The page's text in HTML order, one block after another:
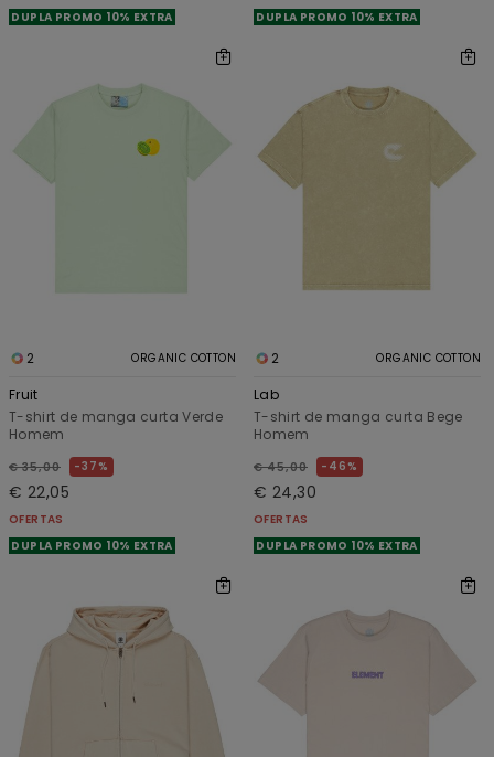
DUPLA PROMO 10% EXTRA
DUPLA PROMO 10% EXTRA
2 ORGANIC COTTON
Fruit
T-shirt de manga curta Verde
Homem
€ 35,00 37%
€ 22,05
OFERTAS
DUPLA PROMO 10% EXTRA
2 ORGANIC COTTON
Lab
T-shirt de manga curta Bege
Homem
€ 45,00 46%
€ 24,30
OFERTAS
DUPLA PROMO 10% EXTRA